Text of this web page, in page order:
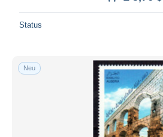
Status
Neu